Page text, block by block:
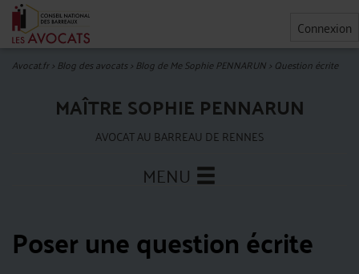
Connexion
Avocat.fr>Blog des avocats >Blog de Me Sophie PENNARUN > Question écrite
MAÎTRE SOPHIE PENNARUN
AVOCAT AU BARREAU DE RENNES
MENU
Poser une question écrite